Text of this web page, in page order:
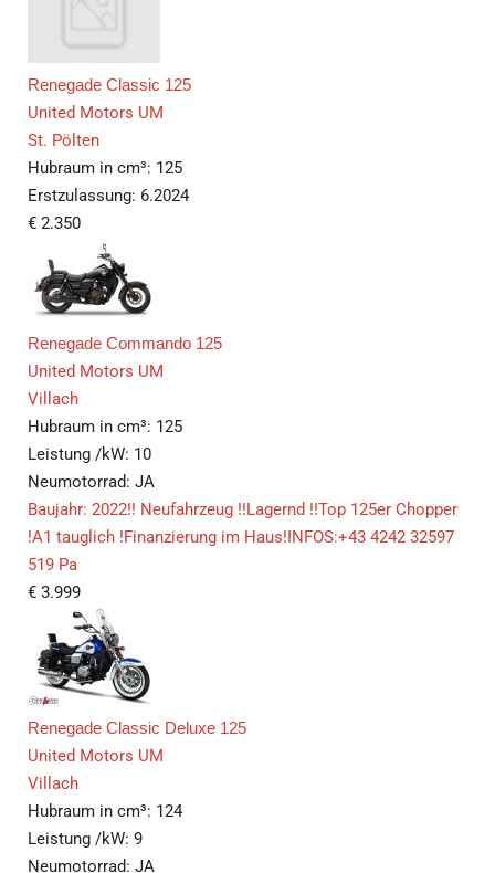
Renegade Classic 125
United Motors UM
St. Pölten
Hubraum in cm³: 125
Erstzulassung: 6.2024
€ 2.350
Renegade Commando 125
United Motors UM
Villach
Hubraum in cm³: 125
Leistung /kW: 10
Neumotorrad: JA
Baujahr: 2022!! Neufahrzeug !!Lagernd !!Top 125er Chopper
!A1 tauglich !Finanzierung im Haus!INFOS:+43 4242 32597
519 Pa
€ 3.999
Renegade Classic Deluxe 125
United Motors UM
Villach
Hubraum in cm³: 124
Leistung /kW: 9
Neumotorrad: JA